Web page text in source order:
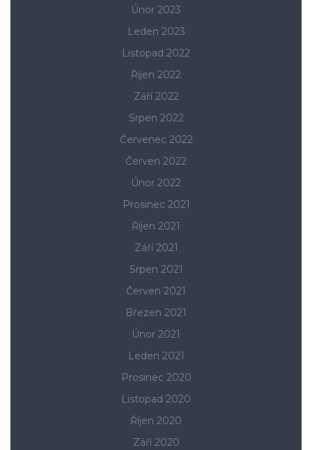
Únor 2023
Leden 2023
Listopad 2022
Říjen 2022
Září 2022
Srpen 2022
Červenec 2022
Červen 2022
Únor 2022
Prosinec 2021
Říjen 2021
Září 2021
Srpen 2021
Červen 2021
Březen 2021
Únor 2021
Leden 2021
Prosinec 2020
Listopad 2020
Říjen 2020
Září 2020